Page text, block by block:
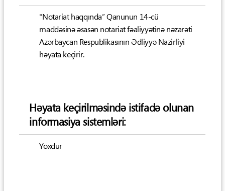
"Notariat haqqında” Qanunun 14-cü
maddəsinə əsasən notariat fəaliyyətinə nəzarəti
Azərbaycan Respublikasının Ədliyyə Nazirliyi
həyata keçirir.
Həyata keçirilməsində istifadə olunan
informasiya sistemləri:
Yoxdur